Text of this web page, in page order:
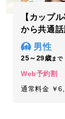
【カップ
から共通話
男性
25～29歳まで
Web予約割
通常料金 ￥